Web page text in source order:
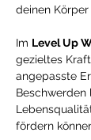
deinen
Im Level Up
gezieltes
angepasste
Beschwerden
fördern